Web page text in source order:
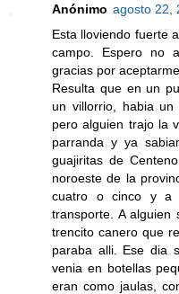
Anónimo agosto 22,
Esta lloviendo fuerte
campo. Espero no
gracias por aceptarme.
Resulta que en un
un villorrio, habia un
pero alguien trajo la
parranda y ya
guajiritas de
noroeste de la
cuatro o cinco y a
transporte. A alguien
trencito canero que
paraba alli. Ese dia
venia en botellas
eran como jaulas,